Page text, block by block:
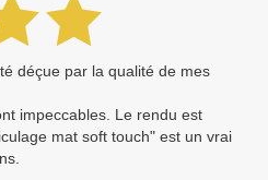
déçue par la qualité de mes
impeccables. Le rendu est
mat soft touch" est un vrai